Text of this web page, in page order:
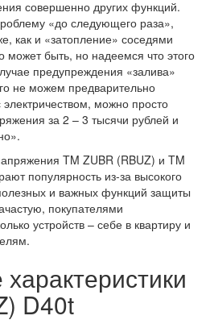
совершенно других функций.
«до следующего раза»,
как и «затопление» соседями
может быть, но надеемся что этого
предупреждения «залива»
не можем предварительно
можно просто
за 2 – 3 тысячи рублей и
TM ZUBR (RBUZ) и TM
популярность из-за высокого
и важных функций защиты
покупателями
устройств – себе в квартиру и
D40t